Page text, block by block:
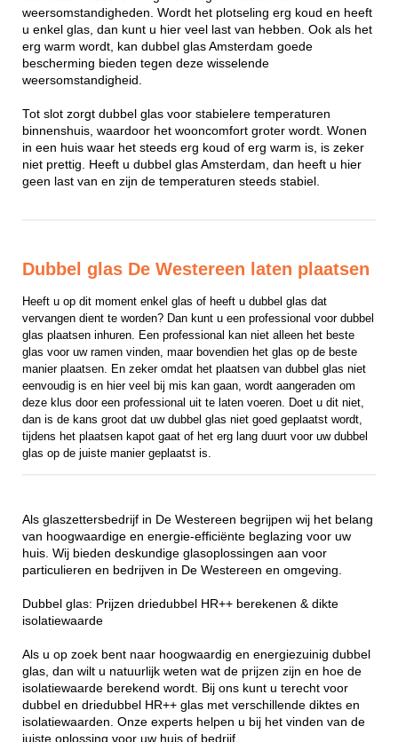
weersomstandigheden. Wordt het plotseling erg koud en heeft
u enkel glas, dan kunt u hier veel last van hebben. Ook als het
erg warm wordt, kan dubbel glas Amsterdam goede
bescherming bieden tegen deze wisselende
weersomstandigheid.
Tot slot zorgt dubbel glas voor stabielere temperaturen
binnenshuis, waardoor het wooncomfort groter wordt. Wonen
in een huis waar het steeds erg koud of erg warm is, is zeker
niet prettig. Heeft u dubbel glas Amsterdam, dan heeft u hier
geen last van en zijn de temperaturen steeds stabiel.
Dubbel glas De Westereen laten plaatsen
Heeft u op dit moment enkel glas of heeft u dubbel glas dat
vervangen dient te worden? Dan kunt u een professional voor dubbel
glas plaatsen inhuren. Een professional kan niet alleen het beste
glas voor uw ramen vinden, maar bovendien het glas op de beste
manier plaatsen. En zeker omdat het plaatsen van dubbel glas niet
eenvoudig is en hier veel bij mis kan gaan, wordt aangeraden om
deze klus door een professional uit te laten voeren. Doet u dit niet,
dan is de kans groot dat uw dubbel glas niet goed geplaatst wordt,
tijdens het plaatsen kapot gaat of het erg lang duurt voor uw dubbel
glas op de juiste manier geplaatst is.
Als glaszettersbedrijf in De Westereen begrijpen wij het belang
van hoogwaardige en energie-efficiënte beglazing voor uw
huis. Wij bieden deskundige glasoplossingen aan voor
particulieren en bedrijven in De Westereen en omgeving.
Dubbel glas: Prijzen driedubbel HR++ berekenen & dikte
isolatiewaarde
Als u op zoek bent naar hoogwaardig en energiezuinig dubbel
glas, dan wilt u natuurlijk weten wat de prijzen zijn en hoe de
isolatiewaarde berekend wordt. Bij ons kunt u terecht voor
dubbel en driedubbel HR++ glas met verschillende diktes en
isolatiewaarden. Onze experts helpen u bij het vinden van de
juiste oplossing voor uw huis of bedrijf.